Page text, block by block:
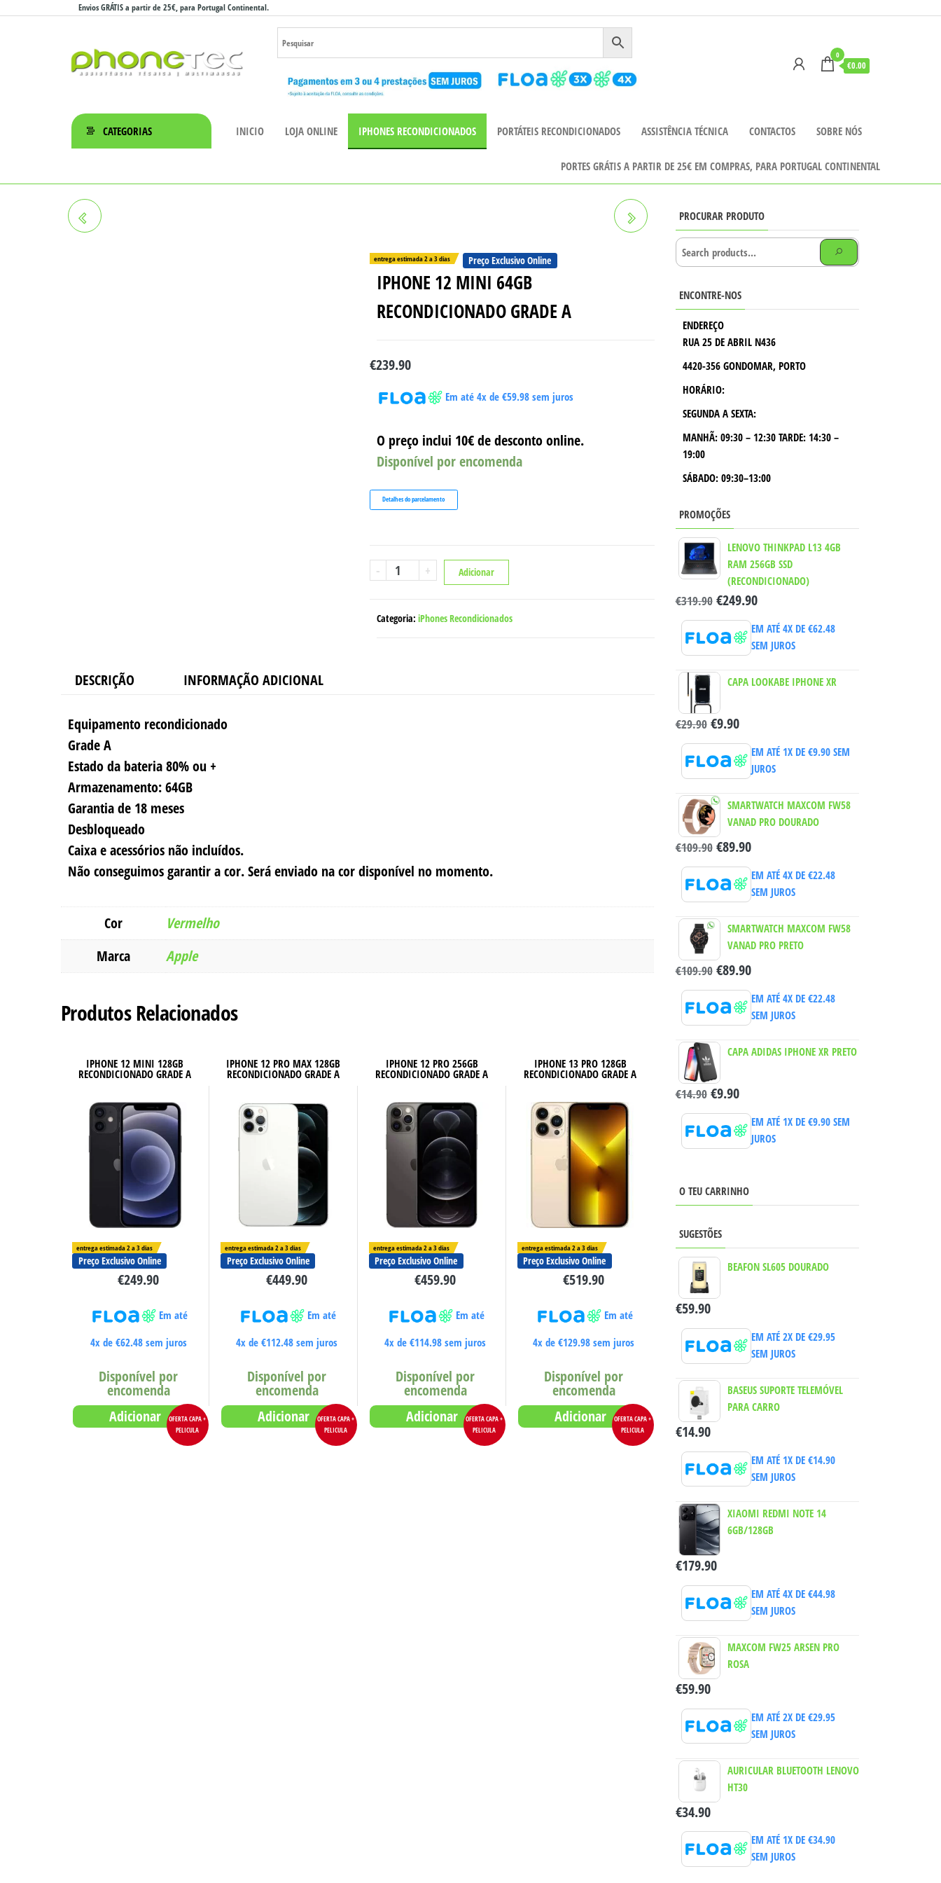
para
Envios GRÁTIS a partir de 25€, para Portugal Continental.
– Loja
Online
0
€0.00
CATEGORIAS INICIO LOJA ONLINE IPHONES RECONDICIONADOS PORTÁTEIS RECONDICIONADOS ASSISTÊNCIA TÉCNICA CONTACTOS SOBRE NÓS
PORTES GRÁTIS A PARTIR DE 25€ EM COMPRAS, PARA PORTUGAL CONTINENTAL
RECONDICIONADO GRADE A
entrega estimada 2 a 3 dias Preço Exclusivo Online
IPHONE 12 MINI 64GB
RECONDICIONADO GRADE A
€239.90
Em até 4x de€59.98 sem juros
O preço inclui 10€ de desconto online.
Disponível por encomenda
Detalhes do parcelamento
- Quantidade
de
MINI
+ Adicionar
Categoria: iPhones Recondicionados
DESCRIÇÃO INFORMAÇÃO ADICIONAL
Equipamento recondicionado
Grade A
Estado da bateria 80% ou +
Armazenamento: 64GB
Garantia de 18 meses
Desbloqueado
Caixa e acessórios não incluídos.
Não conseguimos garantir a cor. Será enviado na cor disponível no momento.
Cor
Vermelho
Marca
Apple
Produtos Relacionados
IPHONE 12 MINI 128GB
RECONDICIONADO GRADE A
OFERTA CAPA +
PELICULA
entrega estimada 2 a 3 dias
Preço Exclusivo Online
€249.90
Em até
4x de €62.48sem juros
Disponível por
encomenda
Adicionar
IPHONE 12 PRO MAX 128GB
RECONDICIONADO GRADE A
OFERTA CAPA +
PELICULA
entrega estimada 2 a 3 dias
Preço Exclusivo Online
€449.90
Em até
4x de€112.48 sem juros
Disponível por
encomenda
Adicionar
IPHONE 12 PRO 256GB
RECONDICIONADO GRADE A
OFERTA CAPA +
PELICULA
entrega estimada 2 a 3 dias
Preço Exclusivo Online
€459.90
Em até
4x de€114.98 sem juros
Disponível por
encomenda
Adicionar
IPHONE 13 PRO 128GB
RECONDICIONADO GRADE A
OFERTA CAPA +
PELICULA
entrega estimada 2 a 3 dias
Preço Exclusivo Online
€519.90
Em até
4x de€129.98 sem juros
Disponível por
encomenda
Adicionar
PROCURAR PRODUTO
ENCONTRE-NOS
ENDEREÇO
RUA 25 DE ABRIL N436
4420-356 GONDOMAR, PORTO
HORÁRIO:
SEGUNDA A SEXTA:
MANHÃ:09:30 – 12:30 TARDE:14:30 –
19:00
SÁBADO: 09:30–13:00
PROMOÇÕES
LENOVO THINKPAD L13 4GB
RAM 256GB SSD
(RECONDICIONADO)
€319.90 €249.90
EM ATÉ 4X DE €62.48
SEM JUROS
CAPA LOOKABE IPHONE XR
€29.90 €9.90
EM ATÉ 1X DE €9.90 SEM
JUROS
SMARTWATCH MAXCOM FW58
VANAD PRO DOURADO
€109.90 €89.90
EM ATÉ 4X DE €22.48
SEM JUROS
SMARTWATCH MAXCOM FW58
VANAD PRO PRETO
€109.90 €89.90
EM ATÉ 4X DE €22.48
SEM JUROS
CAPA ADIDAS IPHONE XR PRETO
€14.90 €9.90
EM ATÉ 1X DE €9.90 SEM
JUROS
O TEU CARRINHO
SUGESTÕES
BEAFON SL605 DOURADO
€59.90
EM ATÉ 2X DE €29.95
SEM JUROS
BASEUS SUPORTE TELEMÓVEL
PARA CARRO
€14.90
EM ATÉ 1X DE €14.90
SEM JUROS
XIAOMI REDMI NOTE 14
6GB/128GB
€179.90
EM ATÉ 4X DE €44.98
SEM JUROS
MAXCOM FW25 ARSEN PRO
ROSA
€59.90
EM ATÉ 2X DE €29.95
SEM JUROS
AURICULAR BLUETOOTH LENOVO
HT30
€34.90
EM ATÉ 1X DE €34.90
SEM JUROS